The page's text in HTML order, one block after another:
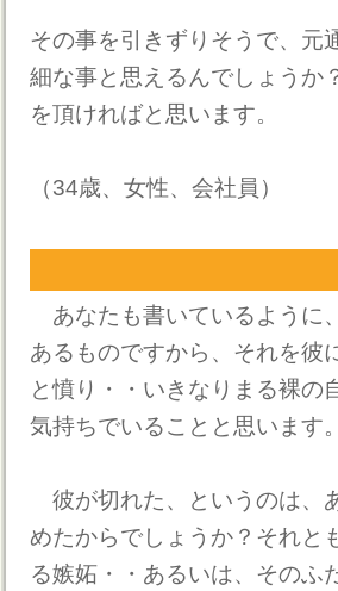
その事を引きずりそうで、元
細な事と思えるんでしょうか
を頂ければと思います。
（34歳、女性、会社員）
あなたも書いているように
あるものですから、それを彼
と憤り・・いきなりまる裸の
気持ちでいることと思います。
彼が切れた、というのは、
めたからでしょうか？それと
る嫉妬・・あるいは、そのふ